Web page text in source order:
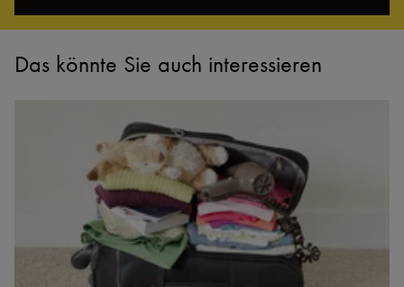
Das könnte Sie auch interessieren